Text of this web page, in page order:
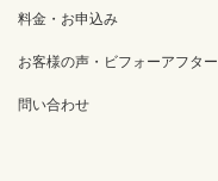
料金・お申込み
お客様の声・ビフォーアフター
問い合わせ